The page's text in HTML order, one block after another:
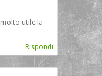
utile la
Rispondi